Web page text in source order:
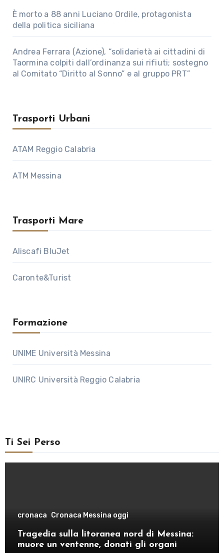
È morto a 88 anni Luciano Ordile, protagonista
della politica siciliana
Andrea Ferrara (Azione), “solidarietà ai cittadini di
Taormina colpiti dall’ordinanza sui rifiuti; sostegno
al Comitato “Diritto al Sonno” e al gruppo PRT”
Trasporti Urbani
ATAM Reggio Calabria
ATM Messina
Trasporti Mare
Aliscafi BluJet
Caronte&Turist
Formazione
UNIME Università Messina
UNIRC Università Reggio Calabria
Ti Sei Perso
cronaca Cronaca Messina oggi
Tragedia sulla litoranea nord di Messina:
muore un ventenne, donati gli organi